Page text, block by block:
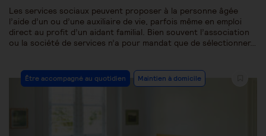
Les services sociaux peuvent proposer à la personne âgée
l’aide d’un ou d’une auxiliaire de vie, parfois même en emploi
direct au profit d’un aidant familial. Bien souvent l’association
ou la société de services n’a pour mandat que de sélectionner…
Post
Category:
Être accompagné au quotidien Maintien à domicile